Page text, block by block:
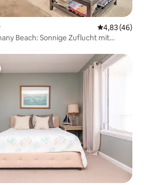
4,83 (46)
Beach: Sonnige Zuflucht mit